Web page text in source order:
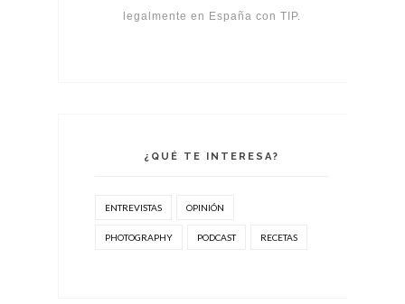
legalmente en España con TIP.
¿QUÉ TE INTERESA?
ENTREVISTAS OPINIÓN
PHOTOGRAPHY PODCAST RECETAS